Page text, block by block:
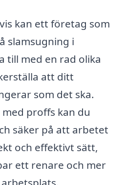
kan ett företag som
slamsugning i
till med en rad olika
att ditt
som det ska.
proffs kan du
säker på att arbetet
och effektivt sätt,
ett renare och mer